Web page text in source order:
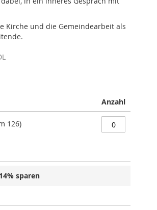
Kirche und die Gemeindearbeit als
Anzahl
126)
14% sparen